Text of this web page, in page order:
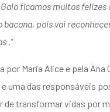
ficamos muitos felizes
bacana, pois vai
.”
por Maria Alice e pela Ana
uma das responsáveis
de transformar vidas por